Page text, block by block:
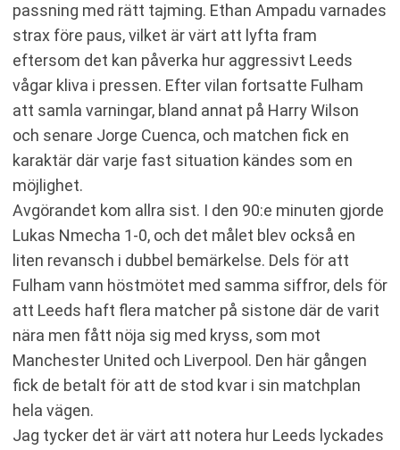
passning med rätt tajming. Ethan Ampadu varnades
strax före paus, vilket är värt att lyfta fram
eftersom det kan påverka hur aggressivt Leeds
vågar kliva i pressen. Efter vilan fortsatte Fulham
att samla varningar, bland annat på Harry Wilson
och senare Jorge Cuenca, och matchen fick en
karaktär där varje fast situation kändes som en
möjlighet.
Avgörandet kom allra sist. I den 90:e minuten gjorde
Lukas Nmecha 1-0, och det målet blev också en
liten revansch i dubbel bemärkelse. Dels för att
Fulham vann höstmötet med samma siffror, dels för
att Leeds haft flera matcher på sistone där de varit
nära men fått nöja sig med kryss, som mot
Manchester United och Liverpool. Den här gången
fick de betalt för att de stod kvar i sin matchplan
hela vägen.
Jag tycker det är värt att notera hur Leeds lyckades